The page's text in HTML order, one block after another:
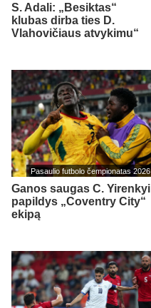
S. Adali: „Besiktas“
klubas dirba ties D.
Vlahovičiaus atvykimu“
Pasaulio futbolo čempionatas 2026
Ganos saugas C. Yirenkyi
papildys „Coventry City“
ekipą